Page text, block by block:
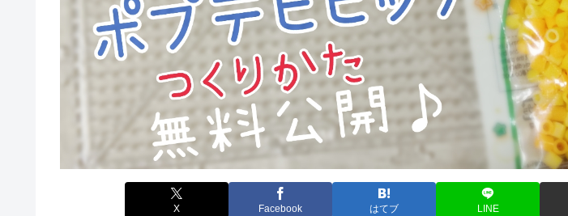
X Facebook はてブ LINE